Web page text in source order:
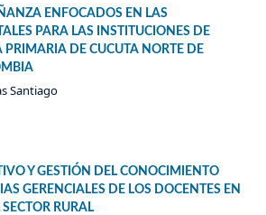
ENFOCADOS EN LAS
PARA LAS INSTITUCIONES DE
PRIMARIA DE CUCUTA NORTE DE
Santiago
Y GESTIÓN DEL CONOCIMIENTO
GERENCIALES DE LOS DOCENTES EN
RURAL